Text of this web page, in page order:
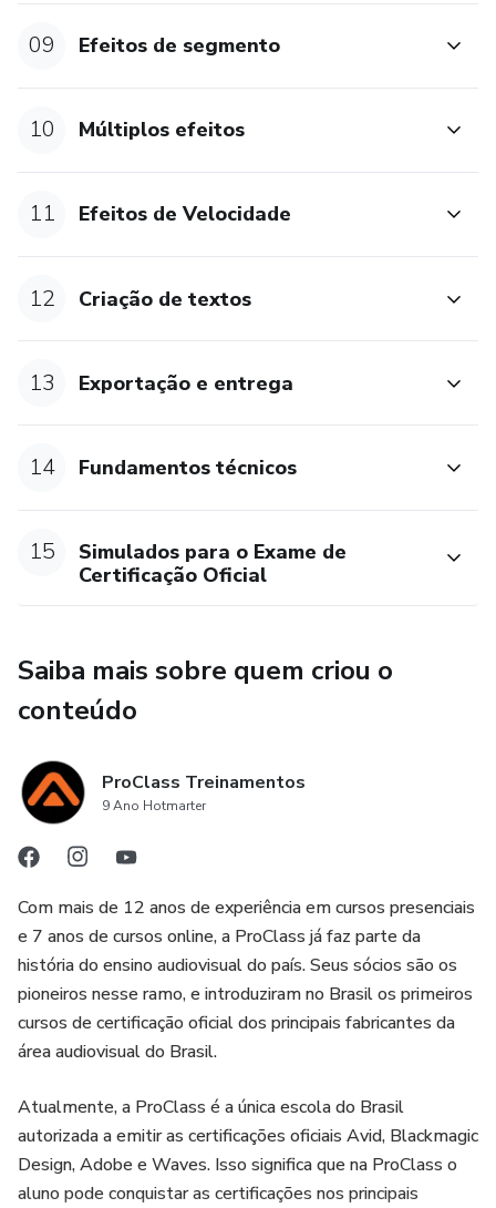
09 Efeitos de segmento
10 Múltiplos efeitos
11 Efeitos de Velocidade
12 Criação de textos
13 Exportação e entrega
14 Fundamentos técnicos
15
Simulados para o Exame de
Certificação Oficial
Saiba mais sobre quem criou o
conteúdo
ProClass Treinamentos
9 Ano Hotmarter
Com mais de 12 anos de experiência em cursos presenciais
e 7 anos de cursos online, a ProClass já faz parte da
história do ensino audiovisual do país. Seus sócios são os
pioneiros nesse ramo, e introduziram no Brasil os primeiros
cursos de certificação oficial dos principais fabricantes da
área audiovisual do Brasil.
Atualmente, a ProClass é a única escola do Brasil
autorizada a emitir as certificações oficiais Avid, Blackmagic
Design, Adobe e Waves. Isso significa que na ProClass o
aluno pode conquistar as certificações nos principais